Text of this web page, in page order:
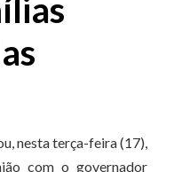
nesta terça-feira (17),
com o governador